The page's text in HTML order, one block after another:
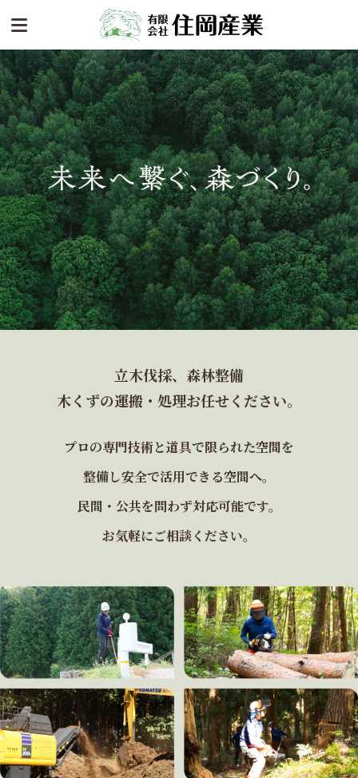
立木伐採、森林整備
木くずの運搬・処理お任せください。
プロの専門技術と道具で限られた空間を
整備し安全で活用できる空間へ。
民間・公共を問わず対応可能です。
お気軽にご相談ください。